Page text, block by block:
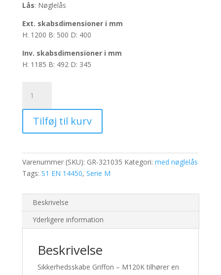
Lås: Nøglelås
Ext. skabsdimensioner i mm
H: 1200 B: 500 D: 400
Inv. skabsdimensioner i mm
H: 1185 B: 492 D: 345
Griffon
-
M120K
antal
Tilføj til kurv
Varenummer (SKU): GR-321035 Kategori: med nøglelås
Tags: S1 EN 14450, Serie M
Beskrivelse
Yderligere information
Beskrivelse
Sikkerhedsskabe Griffon – M120Ktilhører en